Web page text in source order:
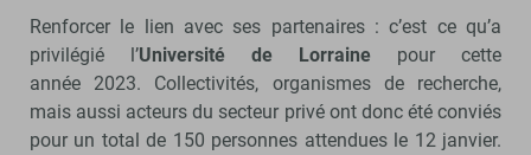
Renforcer le lien avec ses partenaires : c’est ce qu’a
privilégié l’Université de Lorraine pour cette
année 2023. Collectivités, organismes de recherche,
mais aussi acteurs du secteur privé ont donc été conviés
pour un total de 150 personnes attendues le 12 janvier.